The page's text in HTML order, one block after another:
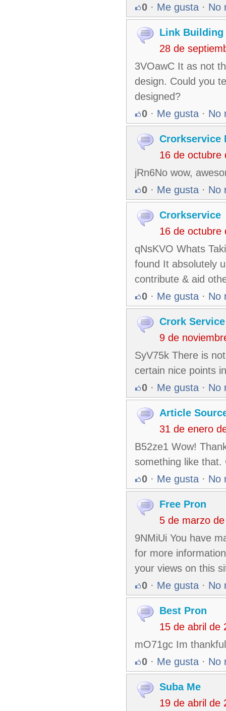
0 · Me gusta · No
Link Building
28 de
3VOawC It as not
design. Could you
designed?
0 · Me gusta · No
Crorkservice
16 de octubre
jRn6No wow,
0 · Me gusta · No
Crorkservice
16 de octubre
qNsKVO Whats
found It absolutely
contribute & aid
0 · Me gusta · No
Crork
9 de
SyV75k There is
certain nice points
0 · Me gusta · No
Article
31 de enero
B52ze1 Wow!
something like
0 · Me gusta · No
Free Pron
5 de marzo
9NMiUi You have
for more
your views on this
0 · Me gusta · No
Best Pron
15 de abril de
mO71gc Im
0 · Me gusta · No
Suba Me
19 de abril de